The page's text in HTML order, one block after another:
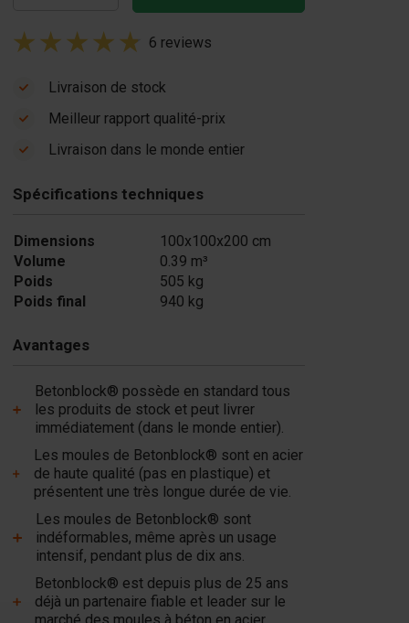
6 reviews
5T
Livraison de stock
Meilleur rapport qualité-prix
Livraison dans le monde entier
Spécifications techniques
Dimensions
100x100x200 cm
Volume
0.39 m³
Poids
505 kg
Poids final
940 kg
Avantages
Betonblock® possède en standard tous
les produits de stock et peut livrer
immédiatement (dans le monde entier).
Les moules de Betonblock® sont en acier
de haute qualité (pas en plastique) et
présentent une très longue durée de vie.
Les moules de Betonblock® sont
indéformables, même après un usage
intensif, pendant plus de dix ans.
Betonblock® est depuis plus de 25 ans
déjà un partenaire fiable et leader sur le